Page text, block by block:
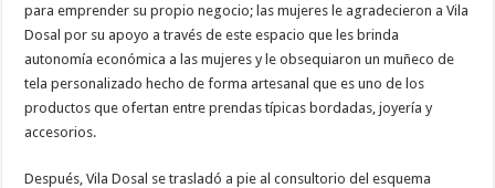
para emprender su propio negocio; las mujeres le agradecieron a Vila
Dosal por su apoyo a través de este espacio que les brinda
autonomía económica a las mujeres y le obsequiaron un muñeco de
tela personalizado hecho de forma artesanal que es uno de los
productos que ofertan entre prendas típicas bordadas, joyería y
accesorios.
Después, Vila Dosal se trasladó a pie al consultorio del esquema